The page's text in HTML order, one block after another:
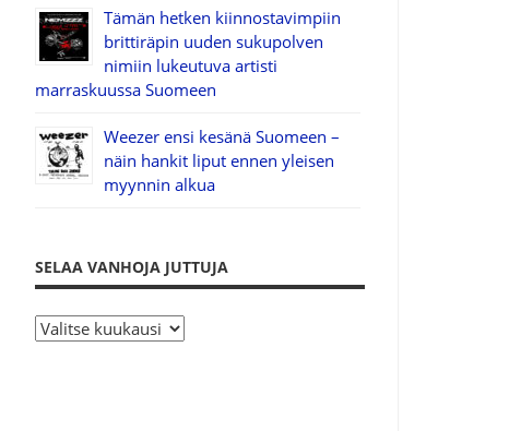
Tämän hetken kiinnostavimpiin
brittiräpin uuden sukupolven
nimiin lukeutuva artisti
marraskuussa Suomeen
Weezer ensi kesänä Suomeen –
näin hankit liput ennen yleisen
myynnin alkua
SELAA VANHOJA JUTTUJA
S